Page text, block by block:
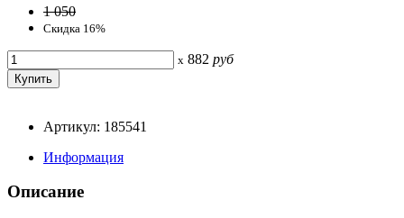
1 050
Скидка 16%
x 882 руб
Артикул: 185541
Информация
Описание